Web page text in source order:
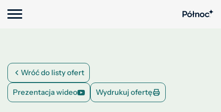
Wróć do listy ofert
Prezentacja wideo Wydrukuj ofertę